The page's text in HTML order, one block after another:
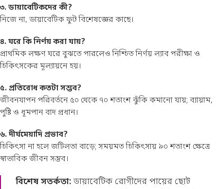
৩. ডায়াবেটিকদের কী?
নিজে না, ডায়াবেটিক ফুট বিশেষজ্ঞের কাছে।
৪. ঘরে কি নির্ণয় করা যায়?
প্রাথমিক লক্ষণ ঘরে বুঝতে পারলেও নিশ্চিত নির্ণয় ল্যাব পরীক্ষা ও
চিকিৎসকের মূল্যায়নে হয়।
৫. প্রতিরোধ কতটা সম্ভব?
জীবনযাপন পরিবর্তনে ৫০ থেকে ৭০ শতাংশ ঝুঁকি কমানো যায়; ব্যায়াম,
পুষ্টি ও ধূমপান বাদ প্রধান।
৬. দীর্ঘমেয়াদি প্রভাব?
চিকিৎসা না হলে জটিলতা বাড়ে; সময়মত চিকিৎসায় ৯০ শতাংশ ক্ষেত্রে
স্বাভাবিক জীবন সম্ভব।
বিশেষ সতর্কতা:ডায়াবেটিক রোগীদের পায়ের ছোট